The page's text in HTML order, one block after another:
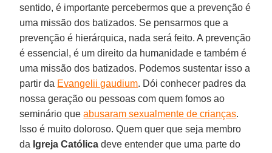
sentido, é importante percebermos que a prevenção é
uma missão dos batizados. Se pensarmos que a
prevenção é hierárquica, nada será feito. A prevenção
é essencial, é um direito da humanidade e também é
uma missão dos batizados. Podemos sustentar isso a
partir da Evangelii gaudium. Dói conhecer padres da
nossa geração ou pessoas com quem fomos ao
seminário queabusaram sexualmente de crianças.
Isso é muito doloroso. Quem quer que seja membro
da Igreja Católica deve entender que uma parte do